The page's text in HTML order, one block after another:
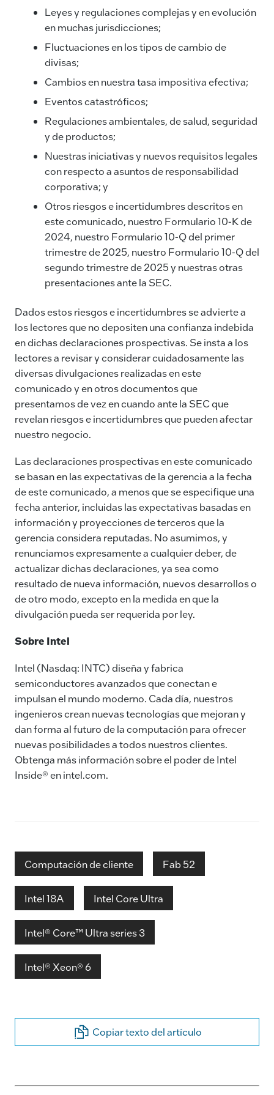
Leyes y regulaciones complejas y en evolución
en muchas jurisdicciones;
Fluctuaciones en los tipos de cambio de
divisas;
Cambios en nuestra tasa impositiva efectiva;
Eventos catastróficos;
Regulaciones ambientales, de salud, seguridad
y de productos;
Nuestras iniciativas y nuevos requisitos legales
con respecto a asuntos de responsabilidad
corporativa; y
Otros riesgos e incertidumbres descritos en
este comunicado, nuestro Formulario 10-K de
2024, nuestro Formulario 10-Q del primer
trimestre de 2025, nuestro Formulario 10-Q del
segundo trimestre de 2025 y nuestras otras
presentaciones ante la SEC.
Dados estos riesgos e incertidumbres se advierte a
los lectores que no depositen una confianza indebida
en dichas declaraciones prospectivas. Se insta a los
lectores a revisar y considerar cuidadosamente las
diversas divulgaciones realizadas en este
comunicado y en otros documentos que
presentamos de vez en cuando ante la SEC que
revelan riesgos e incertidumbres que pueden afectar
nuestro negocio.
Las declaraciones prospectivas en este comunicado
se basan en las expectativas de la gerencia a la fecha
de este comunicado, a menos que se especifique una
fecha anterior, incluidas las expectativas basadas en
información y proyecciones de terceros que la
gerencia considera reputadas. No asumimos, y
renunciamos expresamente a cualquier deber, de
actualizar dichas declaraciones, ya sea como
resultado de nueva información, nuevos desarrollos o
de otro modo, excepto en la medida en que la
divulgación pueda ser requerida por ley.
Sobre Intel
Intel (Nasdaq: INTC) diseña y fabrica
semiconductores avanzados que conectan e
impulsan el mundo moderno. Cada día, nuestros
ingenieros crean nuevas tecnologías que mejoran y
dan forma al futuro de la computación para ofrecer
nuevas posibilidades a todos nuestros clientes.
Obtenga más información sobre el poder de Intel
Inside® en intel.com.
Computación de cliente Fab 52
Intel 18A Intel Core Ultra
Intel® Core™ Ultra series 3
Intel® Xeon® 6
Copiar texto del artículo